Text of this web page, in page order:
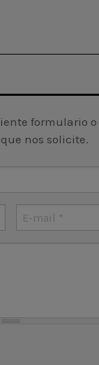
formulario
nos solicite.
E-mail *